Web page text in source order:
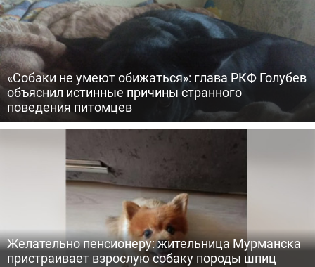
«Собаки не умеют обижаться»: глава РКФ Голубев
объяснил истинные причины странного
поведения питомцев
Желательно пенсионеру: жительница Мурманска
пристраивает взрослую собаку породы шпиц